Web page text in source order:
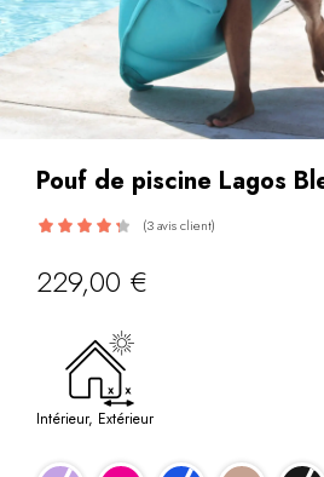
Pouf de piscine Lagos
4.33sur
notations
client
(3avis client)
229,00 €
Intérieur, Extérieur